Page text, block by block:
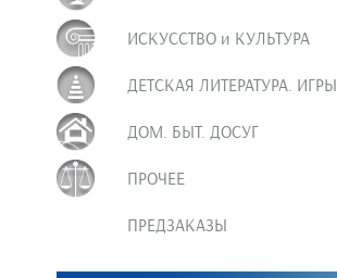
ИСКУССТВО и КУЛЬТУРА
ДЕТСКАЯ ЛИТЕРАТУРА. ИГРЫ
ДОМ. БЫТ. ДОСУГ
ПРОЧЕЕ
ПРЕДЗАКАЗЫ